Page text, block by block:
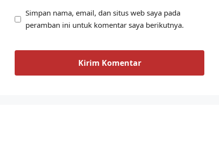
Simpan nama, email, dan situs web saya pada
peramban ini untuk komentar saya berikutnya.